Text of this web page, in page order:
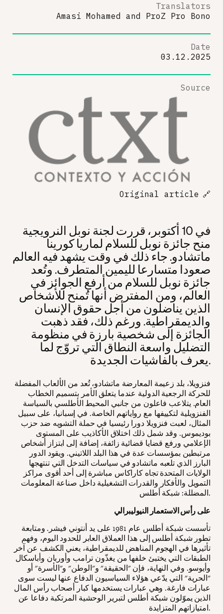
في 10 أكتوبر، قررت لجنة نوبل النرويجية
منح جائزة نوبل للسلام لماريا كورينا
ماتشادو. جاء ذلك في وقت يشهد فيه العالم
صعودا متسارعا لليمين المتطرف. وتُعد
جائزة نوبل للسلام من أرفع الجوائز في
العالم، ومن المفترض أنها تُمنح للأشخاص
الذين يناضلون من أجل حقوق الإنسان
والديمقراطية. ورغم ذلك، فقد ذهبت
الجائزة إلى شخصية بارزة في منظومة
التضليل واسعة النطاق التي تروّج لما
يعرف بالفاشيات الجديدة.
فنزويلا، بلد زعيمة المعارضة ماتشادو، تُعد من الألعاب المفضلة
للحركة الرجعية الدولية عندما يتعلق الأمر بتسميم الخطاب
العام. يتلاعب فاعلون من جانبي المحيط الأطلسي بالسياسة
الفنزويلية لتكييفها مع رواياتهم الخاصة. في إسبانيا، على سبيل
المثال، لعبت فنزويلا دورا رئيسيا في حملة التشويه ضد حزب
بوديموس. وقد شمل ذلك اختلاق الأكاذيب على المستوى
الإعلامي ورفع قضايا قضائية زائفة، إضافة إلى ابتزاز أشخاص
مرتبطين بمؤسسات عدة في هذا البلد اللاتيني. ويقود الدور
البارز الذي تلعبه ماتشادو في سياسات التدخل التي تنتهجها
الولايات المتحدة تجاه كاراكاس مباشرة إلى أحد أقوى مراكز
التمويل والأفكار والقدرات التشغيلية داخل صناعة المعلومات
المضللة: شبكة أطلس.
على رأس الاستعمار النيوليبرالي
تأسست شبكة أطلس عام 1981 على يد أنتوني فيشر. ومتابعة
تطور شبكة أطلس إلى هذا العملاق العابر للحدود اليوم، وفهم
تأثيرها في الهجوم المناهض للديمقراطية، يعني الكشف عن آخر
الطبقات التي يختبئ خلفها من يغذّون ترامب وأوربان وأباسكال
وأيوسو. وفي النهاية، فإن "الحقيقة" و"الوطن" و"الأسرة" أو
"الحرية" التي يدّعي هؤلاء السياسيون الدفاع عنها ليست سوى
عبارات فارغة. وهي عبارات يستخدمها كبار أصحاب رأس المال
الذين يموّلون شبكة أطلس لتبرير الوحشية المرتكبة دفاعا عن
امتيازاتهم المتزايدة.
Translators
Amasi Mohamed and ProZ Pro Bono
Date
03.12.2025
Source
Original article 🔗